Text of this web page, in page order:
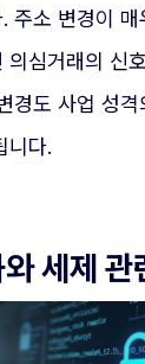
주소 변경이
의심거래의 신
경도 사업 성
니다.
세제 관